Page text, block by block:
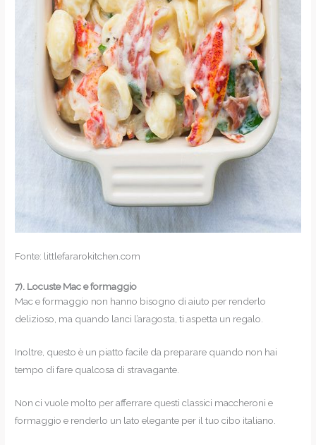
Fonte: littlefararokitchen.com
7). Locuste Mac e formaggio
Mac e formaggio non hanno bisogno di aiuto per renderlo
delizioso, ma quando lanci l’aragosta, ti aspetta un regalo.
Inoltre, questo è un piatto facile da preparare quando non hai
tempo di fare qualcosa di stravagante.
Non ci vuole molto per afferrare questi classici maccheroni e
formaggio e renderlo un lato elegante per il tuo cibo italiano.